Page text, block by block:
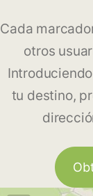
Cada
otros
tu destino,